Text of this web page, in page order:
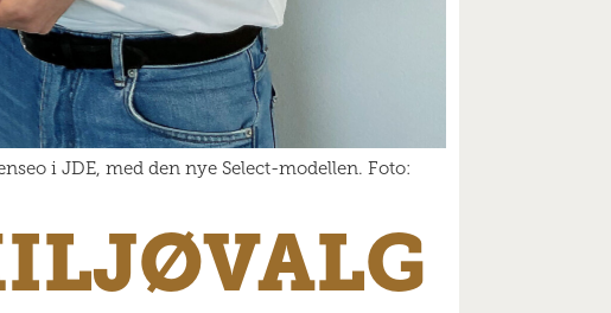
i JDE, med den nye Select-modellen. Foto: